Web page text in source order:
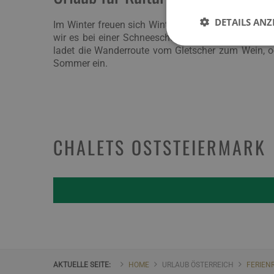
Im Winter freuen sich Wintersportler über
wir es bei einer Schneeschuhwanderung über
ladet die Wanderroute vom Gletscher zum
Sommer ein.
CHALETS OSTSTEIERMARK
AKTUELLE SEITE: HOME URLAUB ÖSTERREICH
DETAILS